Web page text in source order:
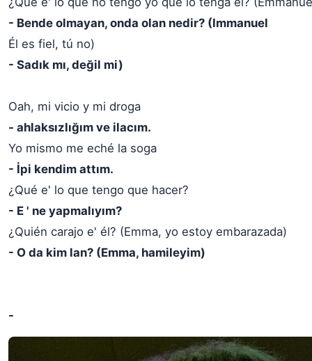
- Bende olmayan, onda olan nedir? (Immanuel
Él es fiel, tú no)
- Sadık mı, değil mi)
Oah, mi vicio y mi droga
- ahlaksızlığım ve ilacım.
Yo mismo me eché la soga
- İpi kendim attım.
¿Qué e' lo que tengo que hacer?
- E ' ne yapmalıyım?
¿Quién carajo e' él? (Emma, yo estoy embarazada)
- O da kim lan? (Emma, hamileyim)
-